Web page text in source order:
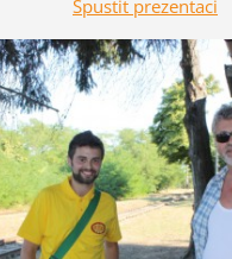
Spustit prezentaci